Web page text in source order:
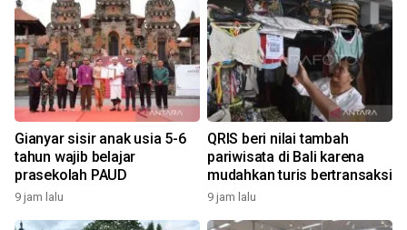
Gianyar sisir anak usia 5-6
tahun wajib belajar
prasekolah PAUD
9 jam lalu
QRIS beri nilai tambah
pariwisata di Bali karena
mudahkan turis bertransaksi
9 jam lalu